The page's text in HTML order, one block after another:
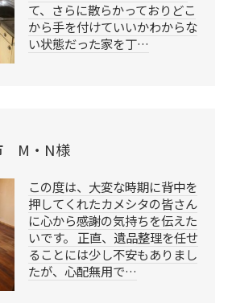
て、さらに散らかっておりどこ
から手を付けていいかわからな
い状態だった家を丁…
M・N様
この度は、大変な時期に背中を
押してくれたカメシタの皆さん
に心から感謝の気持ちを伝えた
いです。 正直、遺品整理を任せ
ることには少し不安もありまし
たが、心配無用で…